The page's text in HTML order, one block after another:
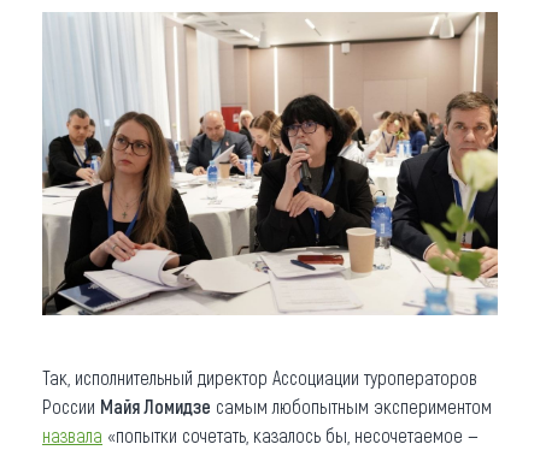
Так, исполнительный директор Ассоциации туроператоров
России Майя Ломидзе самым любопытным экспериментом
назвала «попытки сочетать, казалось бы, несочетаемое —